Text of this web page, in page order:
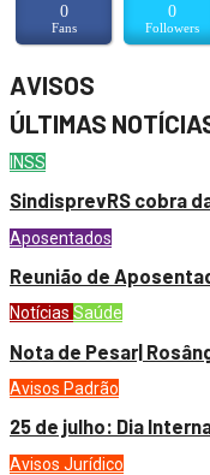
0
Fans
0
Followers
AVISOS
ÚLTIMAS
INSS
SindisprevRS cobra
Aposentados
Reunião de
Notícias Saúde
Nota de Pesar|
Avisos Padrão
25 de julho: Dia
Avisos Jurídico